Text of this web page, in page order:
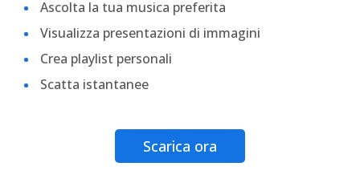
Ascolta la tua musica preferita
Visualizza presentazioni di immagini
Crea playlist personali
Scatta istantanee
Scarica ora